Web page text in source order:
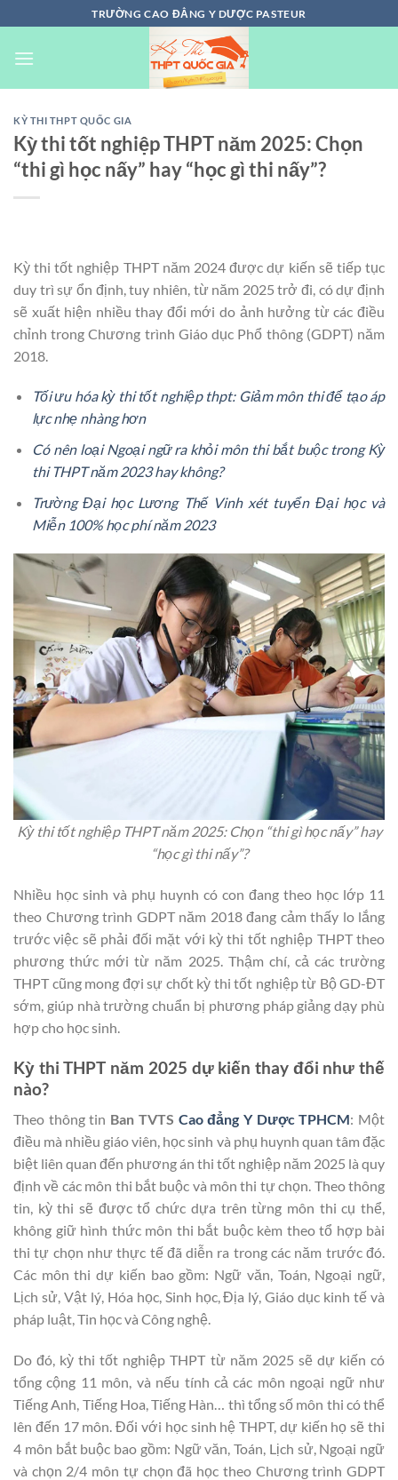
đến
nội
TRƯỜNG CAO ĐẲNG Y DƯỢC PASTEUR
KỲ THI THPT QUỐC GIA
Kỳ thi tốt nghiệp THPT năm 2025: Chọn
“thi gì học nấy” hay “học gì thi nấy”?
Kỳ thi tốt nghiệp THPT năm 2024 được dự kiến sẽ tiếp tục
duy trì sự ổn định, tuy nhiên, từ năm 2025 trở đi, có dự định
sẽ xuất hiện nhiều thay đổi mới do ảnh hưởng từ các điều
chỉnh trong Chương trình Giáo dục Phổ thông (GDPT) năm
2018.
Tối ưu hóa kỳ thi tốt nghiệp thpt: Giảm môn thi để tạo áp
lực nhẹ nhàng hơn
Có nên loại Ngoại ngữ ra khỏi môn thi bắt buộc trong Kỳ
thi THPT năm 2023 hay không?
Trường Đại học Lương Thế Vinh xét tuyển Đại học và
Miễn 100% học phí năm 2023
Kỳ thi tốt nghiệp THPT năm 2025: Chọn “thi gì học nấy” hay
“học gì thi nấy”?
Nhiều học sinh và phụ huynh có con đang theo học lớp 11
theo Chương trình GDPT năm 2018 đang cảm thấy lo lắng
trước việc sẽ phải đối mặt với kỳ thi tốt nghiệp THPT theo
phương thức mới từ năm 2025. Thậm chí, cả các trường
THPT cũng mong đợi sự chốt kỳ thi tốt nghiệp từ Bộ GD-ĐT
sớm, giúp nhà trường chuẩn bị phương pháp giảng dạy phù
hợp cho học sinh.
Kỳ thi THPT năm 2025 dự kiến thay đổi như thế
nào?
Theo thông tin Ban TVTS Cao đẳng Y Dược TPHCM: Một
điều mà nhiều giáo viên, học sinh và phụ huynh quan tâm đặc
biệt liên quan đến phương án thi tốt nghiệp năm 2025 là quy
định về các môn thi bắt buộc và môn thi tự chọn. Theo thông
tin, kỳ thi sẽ được tổ chức dựa trên từng môn thi cụ thể,
không giữ hình thức môn thi bắt buộc kèm theo tổ hợp bài
thi tự chọn như thực tế đã diễn ra trong các năm trước đó.
Các môn thi dự kiến bao gồm: Ngữ văn, Toán, Ngoại ngữ,
Lịch sử, Vật lý, Hóa học, Sinh học, Địa lý, Giáo dục kinh tế và
pháp luật, Tin học và Công nghệ.
Do đó, kỳ thi tốt nghiệp THPT từ năm 2025 sẽ dự kiến có
tổng cộng 11 môn, và nếu tính cả các môn ngoại ngữ như
Tiếng Anh, Tiếng Hoa, Tiếng Hàn… thì tổng số môn thi có thể
lên đến 17 môn. Đối với học sinh hệ THPT, dự kiến họ sẽ thi
4 môn bắt buộc bao gồm: Ngữ văn, Toán, Lịch sử, Ngoại ngữ
và chọn 2/4 môn tự chọn đã học theo Chương trình GDPT